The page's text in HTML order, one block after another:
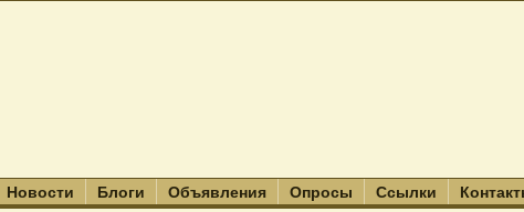
Новости Блоги Объявления Опросы Ссылки